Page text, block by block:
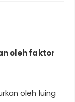
oleh faktor
oleh luing